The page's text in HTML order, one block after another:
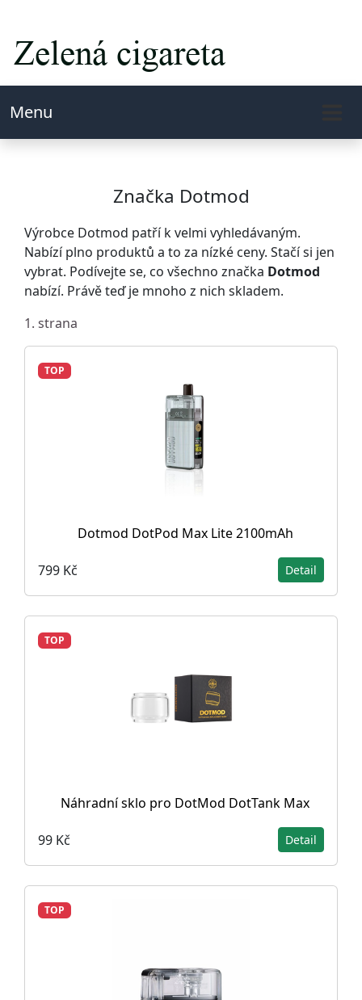
Menu
Značka Dotmod
Výrobce Dotmod patří k velmi vyhledávaným.
Nabízí plno produktů a to za nízké ceny. Stačí si jen
vybrat. Podívejte se, co všechno značka Dotmod
nabízí. Právě teď je mnoho z nich skladem.
1. strana
TOP
Dotmod DotPod Max Lite 2100mAh
799 Kč Detail
TOP
Náhradní sklo pro DotMod DotTank Max
99 Kč Detail
TOP